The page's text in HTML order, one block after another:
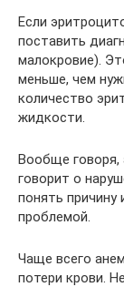
Если
поставить
малокровие).
меньше, чем
количество
жидкости.
Вообще говоря,
говорит о
понять причину
проблемой.
Чаще всего
потери крови.